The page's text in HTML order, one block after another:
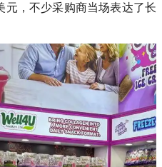
元，不少采购商当场表达了长